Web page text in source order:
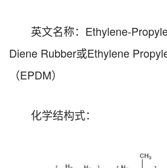
英文名称：Ethylene-
Diene Rubber或Ethylene
（EPDM）
化学结构式：